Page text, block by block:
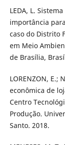
LEDA, L.
importância
caso do Distrito
em Meio
de Brasília,
LORENZON, E.;
econômica de
Centro
Produção.
Santo. 2018.